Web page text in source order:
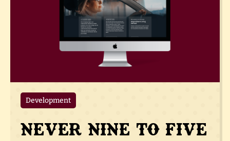
Development
Never Nine to Five